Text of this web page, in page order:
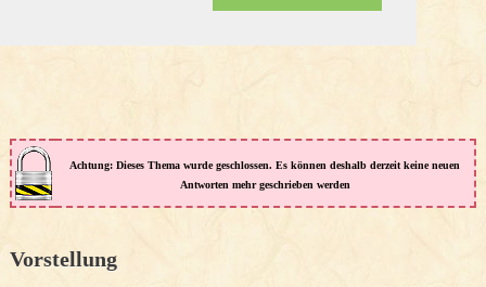
Achtung: Dieses Thema wurde geschlossen. Es können deshalb derzeit keine neuen
Antworten mehr geschrieben werden
Vorstellung